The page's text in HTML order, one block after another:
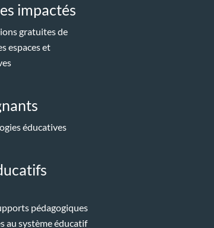
impactés
gratuites de
espaces et
éducatives
pédagogiques
au système éducatif